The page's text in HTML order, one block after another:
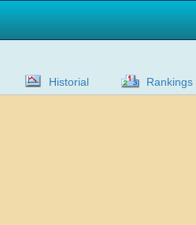
Historial Rankings